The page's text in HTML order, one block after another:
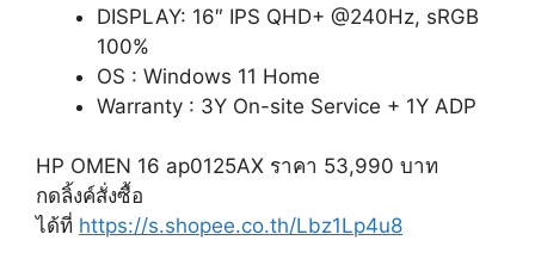
DISPLAY: 16″ IPS QHD+ @240Hz, sRGB
100%
OS : Windows 11 Home
Warranty : 3Y On-site Service + 1Y ADP
HP OMEN 16 ap0125AX ราคา 53,990 บาท
กดลิ้งค์สั่งซื้อ
ได้ที่ https://s.shopee.co.th/Lbz1Lp4u8